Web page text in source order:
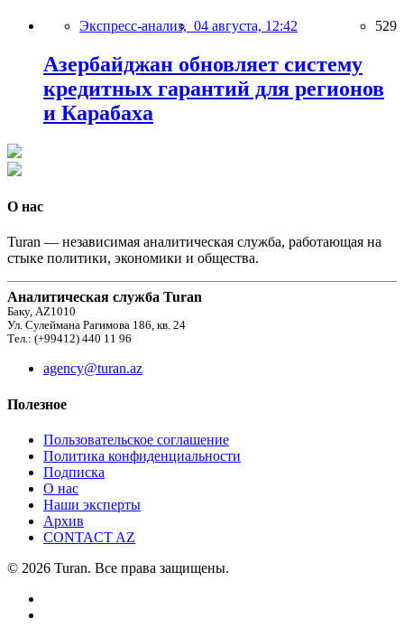
Экспресс-анализ, 04 августа, 12:42 529
Азербайджан обновляет систему
кредитных гарантий для регионов
и Карабаха
О нас
Turan — независимая аналитическая служба, работающая на
стыке политики, экономики и общества.
Аналитическая служба Turan
Баку, AZ1010
Ул. Сулеймана Рагимова 186, кв. 24
Тел.: (+99412) 440 11 96
agency@turan.az
Полезное
Пользовательское соглашение
Политика конфиденциальности
Подписка
О нас
Наши эксперты
Архив
CONTACT AZ
© 2026 Turan. Все права защищены.